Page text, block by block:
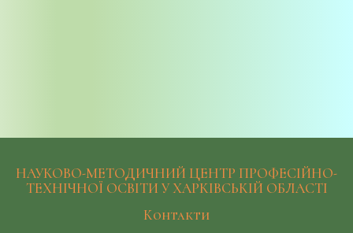
НАУКОВО-МЕТОДИЧНИЙ ЦЕНТР ПРОФЕСІЙНО-
ТЕХНІЧНОЇ ОСВІТИ У ХАРКІВСЬКІЙ ОБЛАСТІ
Контакти